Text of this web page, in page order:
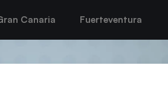
Canaria Fuerteventura
se vuelve de